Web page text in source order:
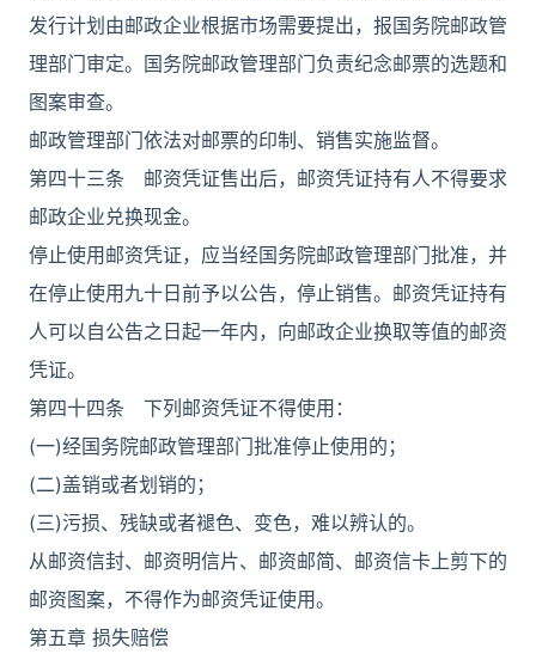
发行计划由邮政企业根据市场需要提出，报国务院邮政管
理部门审定。国务院邮政管理部门负责纪念邮票的选题和
图案审查。
邮政管理部门依法对邮票的印制、销售实施监督。
第四十三条 邮资凭证售出后，邮资凭证持有人不得要求
邮政企业兑换现金。
停止使用邮资凭证，应当经国务院邮政管理部门批准，并
在停止使用九十日前予以公告，停止销售。邮资凭证持有
人可以自公告之日起一年内，向邮政企业换取等值的邮资
凭证。
第四十四条 下列邮资凭证不得使用：
(一)经国务院邮政管理部门批准停止使用的；
(二)盖销或者划销的；
(三)污损、残缺或者褪色、变色，难以辨认的。
从邮资信封、邮资明信片、邮资邮简、邮资信卡上剪下的
邮资图案，不得作为邮资凭证使用。
第五章 损失赔偿